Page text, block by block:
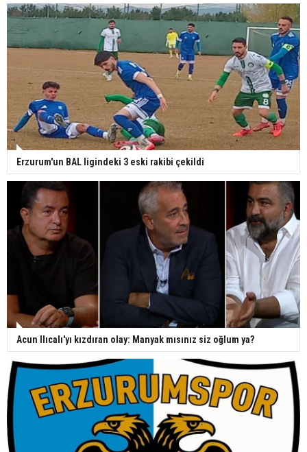
Erzurum'un BAL ligindeki 3 eski rakibi çekildi
Acun Ilıcalı'yı kızdıran olay: Manyak mısınız siz oğlum ya?